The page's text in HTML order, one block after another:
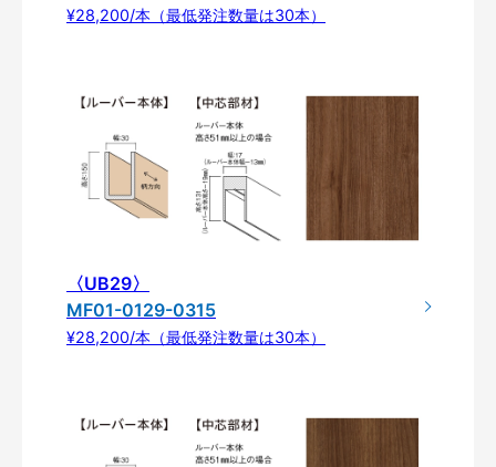
¥28,200/本（最低発注数量は30本）
〈UB29〉
MF01-0129-0315
¥28,200/本（最低発注数量は30本）